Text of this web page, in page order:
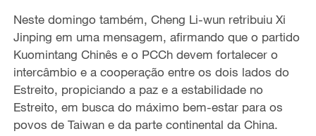
Neste domingo também, Cheng Li-wun retribuiu Xi
Jinping em uma mensagem, afirmando que o partido
Kuomintang Chinês e o PCCh devem fortalecer o
intercâmbio e a cooperação entre os dois lados do
Estreito, propiciando a paz e a estabilidade no
Estreito, em busca do máximo bem-estar para os
povos de Taiwan e da parte continental da China.